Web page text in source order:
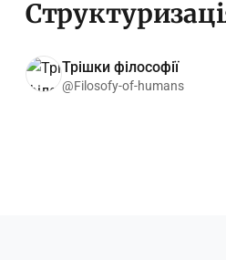
Трішки філософії
@Filosofy-of-humans